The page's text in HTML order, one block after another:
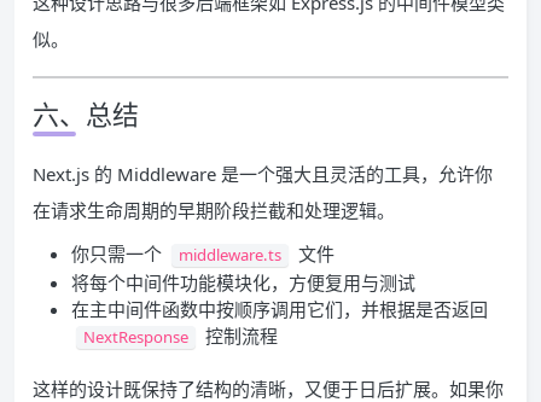
似。
六、总结
Next.js 的 Middleware 是一个强大且灵活的工具，允许你
在请求生命周期的早期阶段拦截和处理逻辑。
你只需一个
middleware.ts
文件
将每个中间件功能模块化，方便复用与测试
在主中间件函数中按顺序调用它们，并根据是否返回
NextResponse 控制流程
这样的设计既保持了结构的清晰，又便于日后扩展。如果你